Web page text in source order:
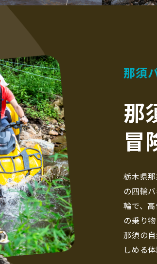
那須
那
冒
栃木県
の四輪
輪で、
の乗り
那須の
しめる